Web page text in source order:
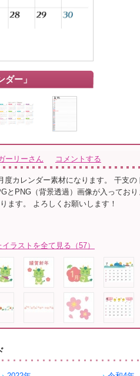
ー」
ーリーさん コメントする
度カレンダー素材になります。 干支
とPNG（背景透過）画像が入ってお
ます。 よろしくお願いします！
ラストを全て見る（57）